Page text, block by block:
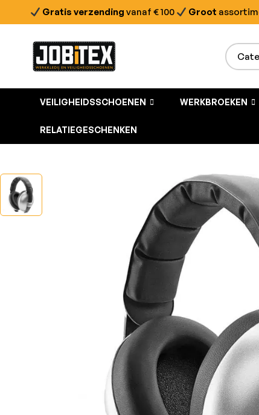
Gratis verzending vanaf € 100 Groot
VEILIGHEIDSSCHOENEN WERKBROEKEN
RELATIEGESCHENKEN